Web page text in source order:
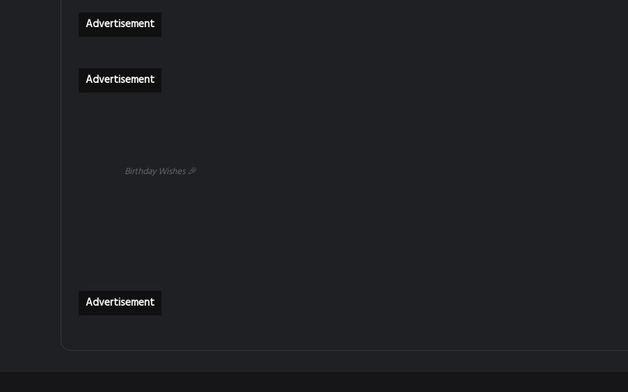
Advertisement
Advertisement
Birthday Wishes 🎉
Advertisement